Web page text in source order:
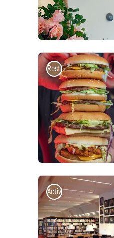
Restaurants
Activités